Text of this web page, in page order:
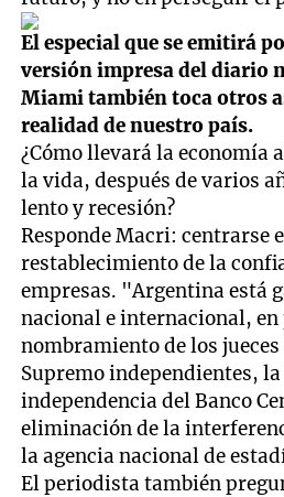
El especial que se emitirá
versión impresa del diario
Miami también toca otros
realidad de nuestro país.
¿Cómo llevará la economía
la vida, después de varios
lento y recesión?
Responde Macri: centrarse
restablecimiento de la
empresas. "Argentina está
nacional e internacional,
nombramiento de los
Supremo independientes,
independencia del Banco
eliminación de la
la agencia nacional de
El periodista también